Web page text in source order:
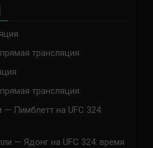
трансляция
трансляция
— Пимблетт на UFC 324:
— Ядонг на UFC 324: время